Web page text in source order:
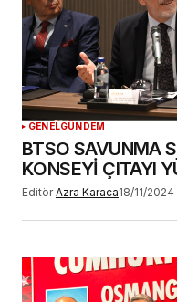
GENELGÜNDEM
BTSO SAVUNMA
KONSEYİ ÇITAYI
Editör Azra Karaca18/11/2024